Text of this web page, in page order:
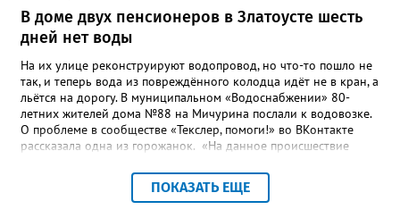
В доме двух пенсионеров в Златоусте шесть
дней нет воды
На их улице реконструируют водопровод, но что-то пошло не
так, и теперь вода из повреждённого колодца идёт не в кран, а
льётся на дорогу. В муниципальном «Водоснабжении» 80-
летних жителей дома №88 на Мичурина послали к водовозке.
О проблеме в сообществе «Текслер, помоги!» во ВКонтакте
рассказала одна из горожанок. «На данное происшествие
гл.инженера Шепелева А.Н. из обслуживающей организации
МУП ЗГО "Златоустовское Водоснабжение" ул. Островского, 7,
ПОКАЗАТЬ ЕЩЕ